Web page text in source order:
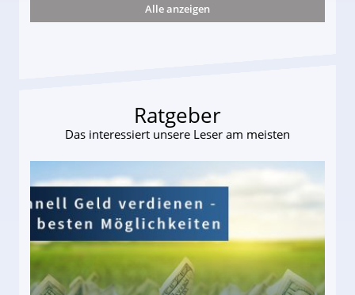
und wie viel?
Alle anzeigen
Ratgeber
Das interessiert unsere Leser am meisten